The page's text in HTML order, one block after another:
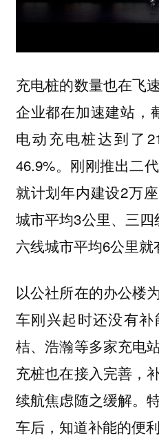
充电桩的数量也在飞
企业都在加速建站，
电动充电桩达到了
46.9%。刚刚推出二
就计划年内建设2万
城市平均3公里、三
六线城市平均6公里就
以公社所在的办公楼
车刚兴起时还没有
桔、浩瀚等多家充电
充桩也在接入完善，
续航焦虑随之缓解。
车后，知道补能的便